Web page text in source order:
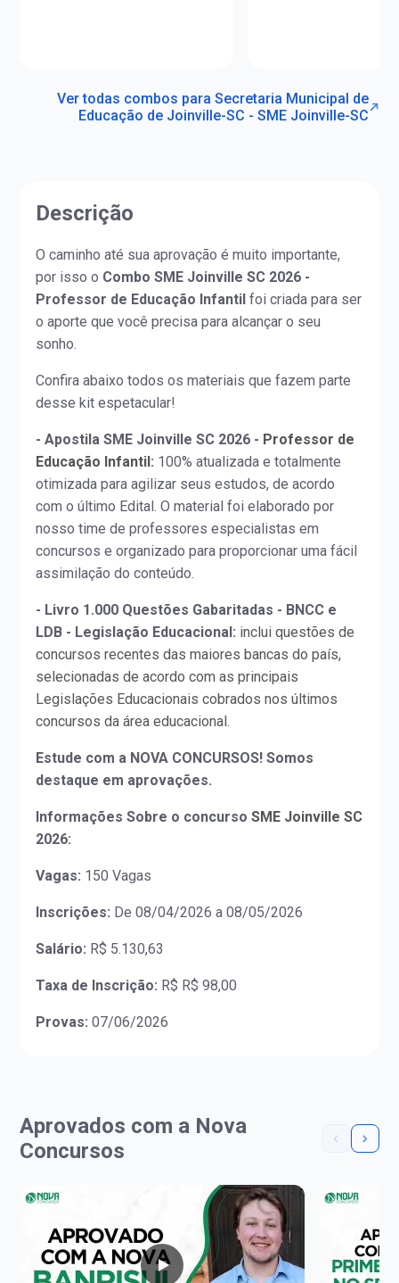
Ver todas combos para Secretaria Municipal de
Educação de Joinville-SC - SME Joinville-SC
Descrição
O caminho até sua aprovação é muito importante,
por isso o Combo SME Joinville SC 2026 -
Professor de Educação Infantilfoi criada para ser
o aporte que você precisa para alcançar o seu
sonho.
Confira abaixo todos os materiais que fazem parte
desse kit espetacular!
- Apostila SME Joinville SC 2026 - Professor de
Educação Infantil : 100% atualizada e totalmente
otimizada para agilizar seus estudos, de acordo
com o último Edital. O material foi elaborado por
nosso time de professores especialistas em
concursos e organizado para proporcionar uma fácil
assimilação do conteúdo.
- Livro 1.000 Questões Gabaritadas - BNCC e
LDB - Legislação Educacional: inclui questões de
concursos recentes das maiores bancas do país,
selecionadas de acordo com as principais
Legislações Educacionais cobrados nos últimos
concursos da área educacional.
Estude com a NOVA CONCURSOS! Somos
destaque em aprovações.
Informações Sobre o concurso SME Joinville SC
2026:
Vagas: 150 Vagas
Inscrições: De 08/04/2026 a 08/05/2026
Salário: R$ 5.130,63
Taxa de Inscrição: R$ R$ 98,00
Provas: 07/06/2026
Aprovados com a Nova
Concursos